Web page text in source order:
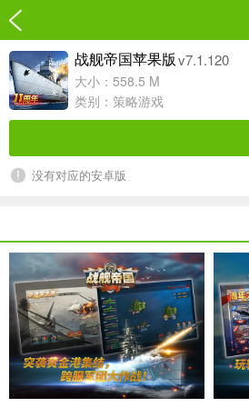
战舰帝国苹果版 v7.1.120
大小：558.5 M
类别： 策略游戏
没有对应的安卓版